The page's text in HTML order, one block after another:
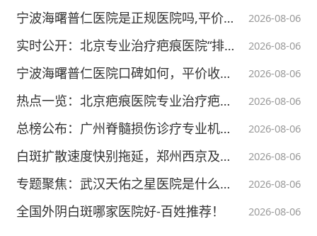
(DA)、 5-羟色胺 (5-HT)、 谷氨酸 等,这可能是rT
MS对情感障碍类疾患或帕金森病有效的原因,
人体试验发现额叶rTMS引起基底节区DA释放
增加[4],推测皮层至基底节的投射纤维(皮层纹
体纤维)可能释放DA。
DA神经递质的释放增加将对治疗帕金森病
有利,为帕金森病的治疗提供了依据。另外,rTM
S还对调节神经元兴奋性的基因表达有明显影
2026-08-06
宁波海曙普仁医院是正规医院吗,平价规范,诚信收费,患者满意
2026-08-06
实时公开：北京专业治疗疤痕医院“排名展现”北京治疗疤痕哪家好
2026-08-06
宁波海曙普仁医院口碑如何，平价收费透明，好评如潮不断
2026-08-06
热点一览：北京疤痕医院专业治疗疤痕“公开”北京治疗疤痕好的医院
2026-08-06
总榜公布：广州脊髓损伤诊疗专业机构榜单发布 广州治疗脊髓损伤哪家好
2026-08-06
白斑扩散速度快别拖延，郑州西京及时干预控制
2026-08-06
专题聚焦：武汉天佑之星医院是什么时候建立的-武汉看智力低下问题比较好的医院-轻度智力发育滞后儿童的家庭干预核心要点
2026-08-06
全国外阴白斑哪家医院好-百姓推荐！